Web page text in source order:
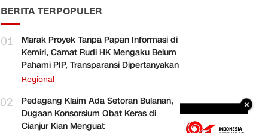
BERITA TERPOPULER
01
Marak Proyek Tanpa Papan Informasi di
Kemiri, Camat Rudi HK Mengaku Belum
Pahami PIP, Transparansi Dipertanyakan
Regional
02
Pedagang Klaim Ada Setoran Bulanan,
Dugaan Konsorsium Obat Keras di
Cianjur Kian Menguat
×